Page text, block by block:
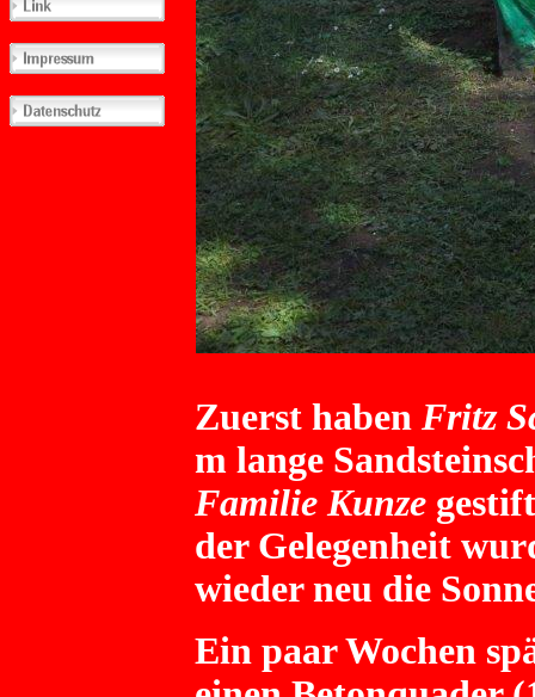
Zuerst habenFritz
m lange
Familie Kunze
der Gelegenheit
wieder neu die
Ein paar Wochen